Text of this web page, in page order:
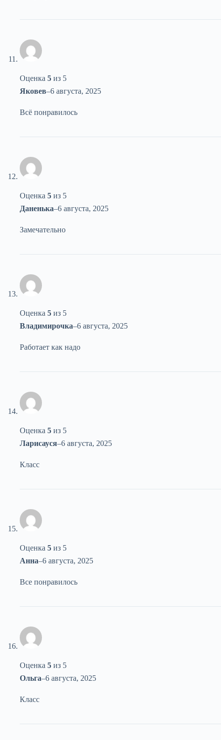
Оценка 5 из 5
Яковев–6 августа, 2025
Всё понравилось
Оценка 5 из 5
Даненька–6 августа, 2025
Замечательно
Оценка 5 из 5
Владимирочка–6 августа, 2025
Работает как надо
Оценка 5 из 5
Ларисауся–6 августа, 2025
Класс
Оценка 5 из 5
Анна–6 августа, 2025
Все понравилось
Оценка 5 из 5
Ольга–6 августа, 2025
Класс